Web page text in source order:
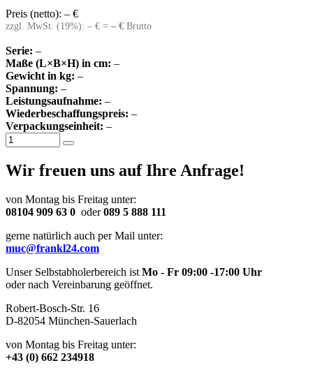
Preis (netto): – €
zzgl. MwSt. (19%): – € = – € Brutto
Serie: –
Maße (L×B×H) in cm: –
Gewicht in kg: –
Spannung: –
Leistungsaufnahme: –
Wiederbeschaffungspreis: –
Verpackungseinheit: –
Wir freuen uns auf Ihre Anfrage!
von Montag bis Freitag unter:
08104 909 63 0 oder089 5 888 111
gerne natürlich auch per Mail unter:
muc@frankl24.com
Unser Selbstabholerbereich istMo - Fr 09:00 -17:00 Uhr
oder nach Vereinbarung geöffnet.
Robert-Bosch-Str. 16
D-82054 München-Sauerlach
von Montag bis Freitag unter:
+43 (0) 662 234918